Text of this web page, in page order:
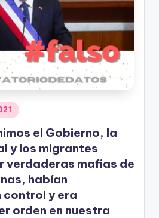
el Gobierno, la
y los migrantes
verdaderas mafias de
habían
control y era
orden en nuestra